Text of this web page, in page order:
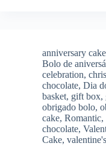
anniversary
Bolo de
celebration,
chocolate, Dia
basket, gift box,
obrigado bolo,
cake, Romantic,
chocolate,
Cake,